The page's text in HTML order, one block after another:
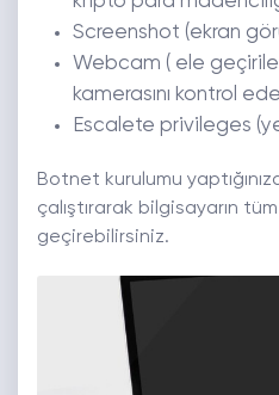
Screenshot (ekran
Webcam ( ele
kamerasını kontrol
Escalete privileges
Botnet kurulumu
çalıştırarak bilgisayarın
geçirebilirsiniz.